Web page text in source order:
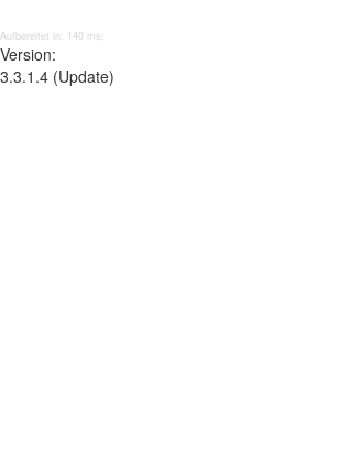
Aufbereitet in: 140 ms;
Version:
3.3.1.4 (Update)